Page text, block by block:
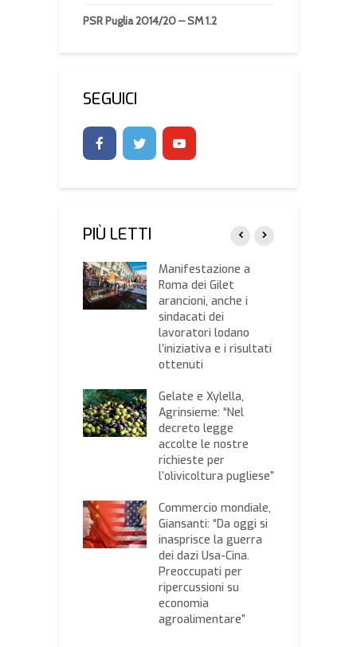
PSR Puglia 2014/20 – SM 1.2
SEGUICI
PIÙ LETTI
Manifestazione a
Roma dei Gilet
arancioni, anche i
sindacati dei
lavoratori lodano
l’iniziativa e i risultati
ottenuti
Gelate e Xylella,
Agrinsieme: “Nel
decreto legge
accolte le nostre
richieste per
l’olivicoltura pugliese”
Commercio mondiale,
Giansanti: “Da oggi si
inasprisce la guerra
dei dazi Usa-Cina.
Preoccupati per
ripercussioni su
economia
agroalimentare”